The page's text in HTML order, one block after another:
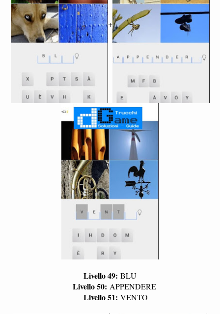
+
Livello 49: BLU
Livello 50: APPENDERE
Livello 51: VENTO